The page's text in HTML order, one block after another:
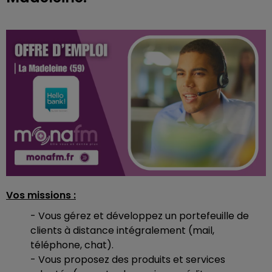
Vos missions :
- Vous gérez et développez un portefeuille de
clients à distance intégralement (mail,
téléphone, chat).
- Vous proposez des produits et services